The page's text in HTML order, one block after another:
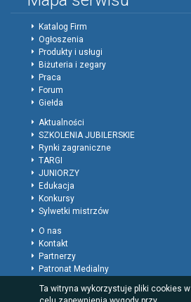
Katalog Firm
Ogłoszenia
Produkty i usługi
Biżuteria i zegary
Praca
Forum
Giełda
Aktualności
SZKOLENIA JUBILERSKIE
Rynki zagraniczne
TARGI
JUNIORZY
Edukacja
Konkursy
Sylwetki mistrzów
O nas
Kontakt
Partnerzy
Patronat Medialny
Regulamin
Ta witryna wykorzystuje pliki cookies w